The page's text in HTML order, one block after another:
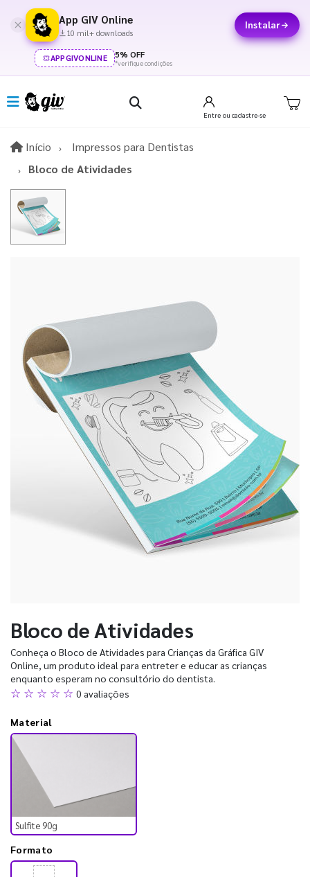
App GIV Online
10 mil+ downloads
Instalar
APPGIVONLINE 5% OFF
*verifique condições
Entre ou cadastre-se
Início InícioImpressos para Dentistas
Bloco de Atividades
Bloco de Atividades
Conheça o Bloco de Atividades para Crianças da Gráfica GIV
Online, um produto ideal para entreter e educar as crianças
enquanto esperam no consultório do dentista.
☆ ☆ ☆ ☆ ☆ 0 avaliações
Material
Sulfite 90g
Formato